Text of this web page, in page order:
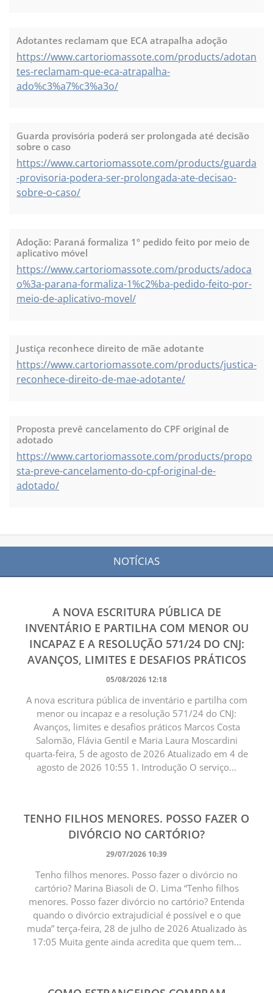
Adotantes reclamam que ECA atrapalha adoção
https://www.cartoriomassote.com/products/adotan
tes-reclamam-que-eca-atrapalha-
ado%c3%a7%c3%a3o/
Guarda provisória poderá ser prolongada até decisão
sobre o caso
https://www.cartoriomassote.com/products/guarda
-provisoria-podera-ser-prolongada-ate-decisao-
sobre-o-caso/
Adoção: Paraná formaliza 1º pedido feito por meio de
aplicativo móvel
https://www.cartoriomassote.com/products/adoca
o%3a-parana-formaliza-1%c2%ba-pedido-feito-por-
meio-de-aplicativo-movel/
Justiça reconhece direito de mãe adotante
https://www.cartoriomassote.com/products/justica-
reconhece-direito-de-mae-adotante/
Proposta prevê cancelamento do CPF original de
adotado
https://www.cartoriomassote.com/products/propo
sta-preve-cancelamento-do-cpf-original-de-
adotado/
NOTÍCIAS
A NOVA ESCRITURA PÚBLICA DE
INVENTÁRIO E PARTILHA COM MENOR OU
INCAPAZ E A RESOLUÇÃO 571/24 DO CNJ:
AVANÇOS, LIMITES E DESAFIOS PRÁTICOS
05/08/2026 12:18
A nova escritura pública de inventário e partilha com
menor ou incapaz e a resolução 571/24 do CNJ:
Avanços, limites e desafios práticos Marcos Costa
Salomão, Flávia Gentil e Maria Laura Moscardini
quarta-feira, 5 de agosto de 2026 Atualizado em 4 de
agosto de 2026 10:55 1. Introdução O serviço...
TENHO FILHOS MENORES. POSSO FAZER O
DIVÓRCIO NO CARTÓRIO?
29/07/2026 10:39
Tenho filhos menores. Posso fazer o divórcio no
cartório? Marina Biasoli de O. Lima “Tenho filhos
menores. Posso fazer divórcio no cartório? Entenda
quando o divórcio extrajudicial é possível e o que
muda” terça-feira, 28 de julho de 2026 Atualizado às
17:05 Muita gente ainda acredita que quem tem...